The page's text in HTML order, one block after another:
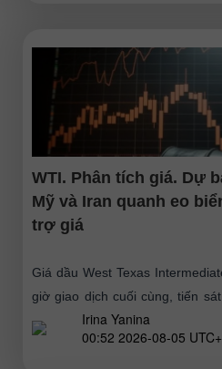
WTI. Phân tích giá. Dự
Mỹ và Iran quanh eo
trợ giá
Giá dầu West Texas
giờ giao dịch cuối cùng, tiến
nhiên, đà tăng này không
Irina Yanina
00:52 2026-08-05